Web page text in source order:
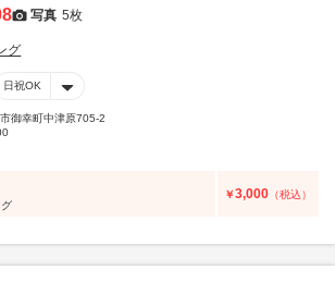
写真 5枚
グ
日祝OK
御幸町中津原705-2
￥3,000 （税込）